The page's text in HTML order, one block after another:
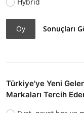
Oy Sonuçları
Türkiye'ye Yeni
Markaları Tercih